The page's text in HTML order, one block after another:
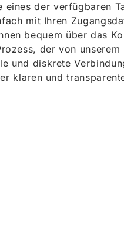
eines der verfügbaren
mit Ihren
bequem über das
der von
und diskrete
klaren und